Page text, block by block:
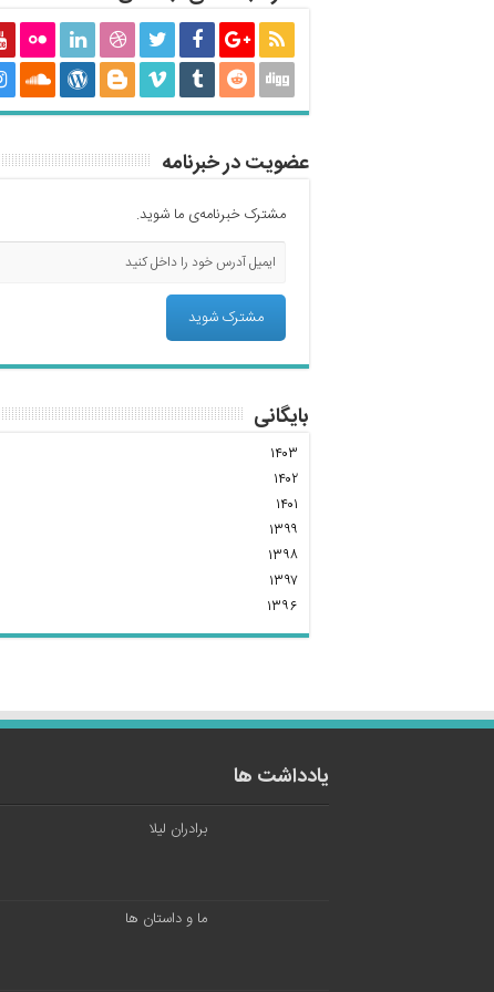
عضویت در خبرنامه
مشترک خبرنامه‌ی ما شوید.
بایگانی
۱۴۰۳
۱۴۰۲
۱۴۰۱
۱۳۹۹
۱۳۹۸
۱۳۹۷
۱۳۹۶
یادداشت ها
برادران لیلا
ما و داستان ها